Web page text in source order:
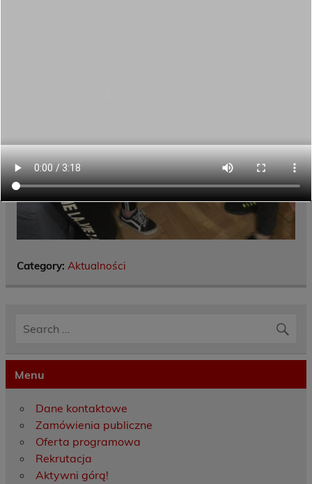
Category: Aktualności
Menu
Dane kontaktowe
Zamówienia publiczne
Oferta programowa
Rekrutacja
Aktywni górą!